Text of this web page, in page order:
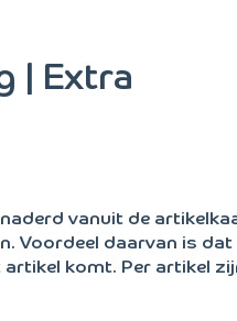
| Extra
vanuit de
Voordeel daarvan is dat
komt. Per artikel